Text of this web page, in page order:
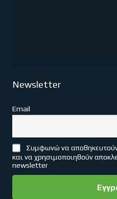
Newsletter
Email
Συμφωνώ να
και να χρησιμοποιηθούν
newsletter